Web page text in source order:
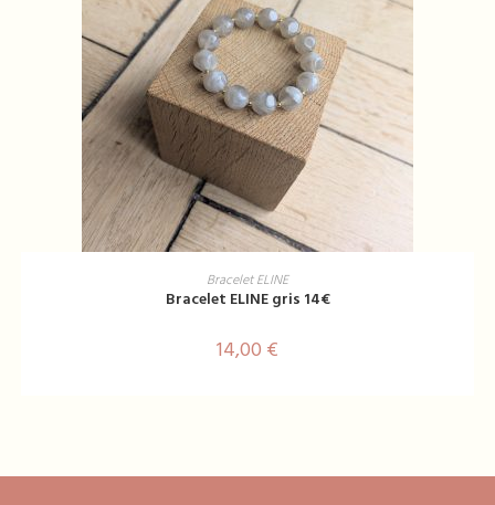
AJOUTER AU PANIER
Bracelet ELINE
Bracelet ELINE gris 14€
14,00 €